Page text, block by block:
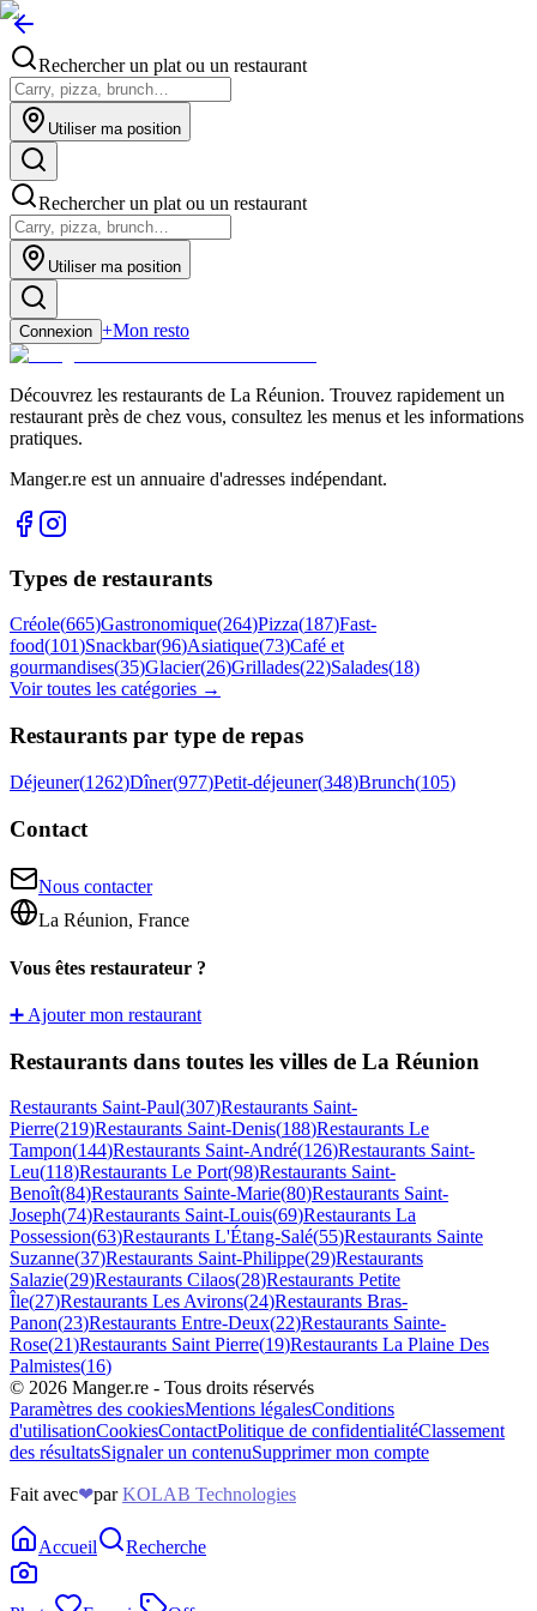
Rechercher un plat ou un restaurant
Utiliser ma position
Rechercher un plat ou un restaurant
Utiliser ma position
Connexion +Mon resto
Découvrez les restaurants de La Réunion. Trouvez rapidement un
restaurant près de chez vous, consultez les menus et les informations
pratiques.
Manger.re est un annuaire d'adresses indépendant.
Types de restaurants
Créole(665)Gastronomique(264)Pizza(187)Fast-
food(101)Snackbar(96)Asiatique(73)Café et
gourmandises(35)Glacier(26)Grillades(22)Salades(18)
Voir toutes les catégories →
Restaurants par type de repas
Déjeuner(1262)Dîner(977)Petit-déjeuner(348)Brunch(105)
Contact
Nous contacter
La Réunion, France
Vous êtes restaurateur ?
➕ Ajouter mon restaurant
Restaurants dans toutes les villes de La Réunion
Restaurants Saint-Paul(307)Restaurants Saint-
Pierre(219)Restaurants Saint-Denis(188)Restaurants Le
Tampon(144)Restaurants Saint-André(126)Restaurants Saint-
Leu(118)Restaurants Le Port(98)Restaurants Saint-
Benoît(84)Restaurants Sainte-Marie(80)Restaurants Saint-
Joseph(74)Restaurants Saint-Louis(69)Restaurants La
Possession(63)Restaurants L'Étang-Salé(55)Restaurants Sainte
Suzanne(37)Restaurants Saint-Philippe(29)Restaurants
Salazie(29)Restaurants Cilaos(28)Restaurants Petite
Île(27)Restaurants Les Avirons(24)Restaurants Bras-
Panon(23)Restaurants Entre-Deux(22)Restaurants Sainte-
Rose(21)Restaurants Saint Pierre(19)Restaurants La Plaine Des
Palmistes(16)
© 2026 Manger.re - Tous droits réservés
Paramètres des cookiesMentions légalesConditions
d'utilisationCookiesContactPolitique de confidentialitéClassement
des résultatsSignaler un contenuSupprimer mon compte
Fait avec❤par KOLAB Technologies
Accueil Recherche